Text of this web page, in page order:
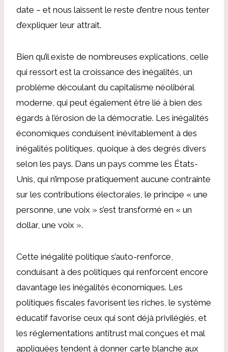
date – et nous laissent le reste d’entre nous tenter
d’expliquer leur attrait.
Bien qu’il existe de nombreuses explications, celle
qui ressort est la croissance des inégalités, un
problème découlant du capitalisme néolibéral
moderne, qui peut également être lié à bien des
égards à l’érosion de la démocratie. Les inégalités
économiques conduisent inévitablement à des
inégalités politiques, quoique à des degrés divers
selon les pays. Dans un pays comme les États-
Unis, qui n’impose pratiquement aucune contrainte
sur les contributions électorales, le principe « une
personne, une voix » s’est transformé en « un
dollar, une voix ».
Cette inégalité politique s’auto-renforce,
conduisant à des politiques qui renforcent encore
davantage les inégalités économiques. Les
politiques fiscales favorisent les riches, le système
éducatif favorise ceux qui sont déjà privilégiés, et
les réglementations antitrust mal conçues et mal
appliquées tendent à donner carte blanche aux